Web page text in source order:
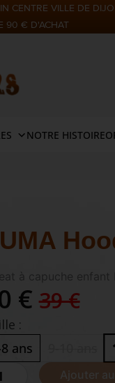
CENTRE VILLE DE
90 € D'ACHAT
NOTRE HISTOIRE
à capuche enfant
€ 39 €
:
ans
Ajouter